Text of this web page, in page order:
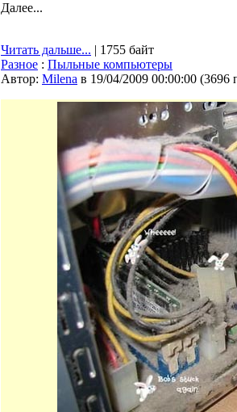
Далее...
Читать дальше... | 1755 байт
Разное : Пыльные компьютеры
Автор: Milena в 19/04/2009 00:00:00 (3696